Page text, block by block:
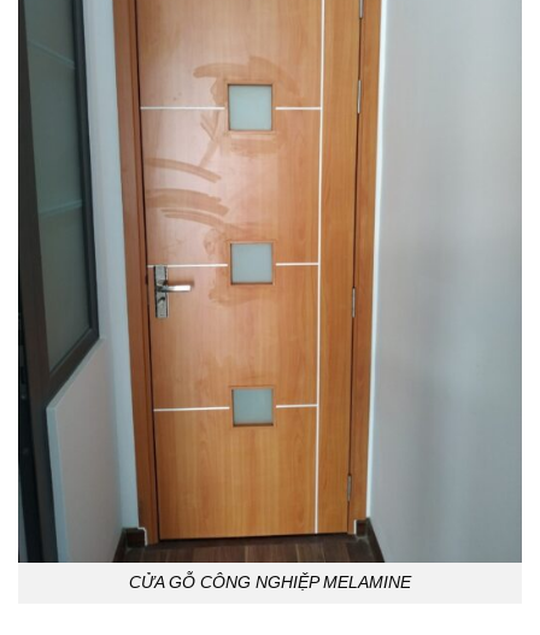
CỬA GỖ CÔNG NGHIỆP MELAMINE